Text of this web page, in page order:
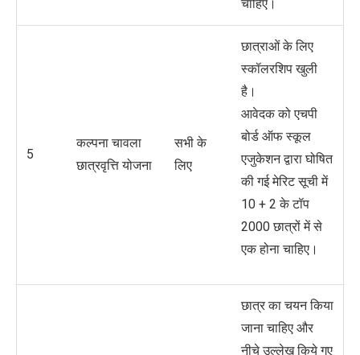
चाहिए।
5
कल्पना चावला
छात्रवृत्ति योजना
सभी के
लिए
छात्राओं के लिए
स्कॉलरशिप खुली
है।
आवेदक को एचपी
बोर्ड ऑफ स्कूल
एजुकेशन द्वारा घोषित
की गई मेरिट सूची में
10 + 2 के टॉप
2000 छात्रों में से
एक होना चाहिए।
छात्र का चयन किया
जाना चाहिए और
नीचे उल्लेख किये गए